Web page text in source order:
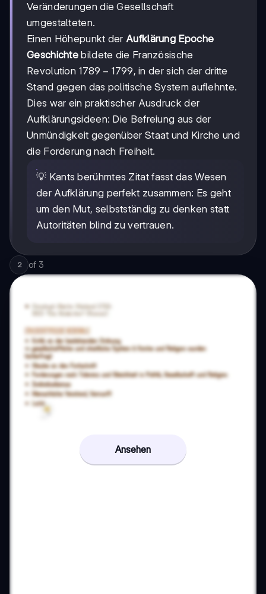
Veränderungen die Gesellschaft
umgestalteten.
Einen Höhepunkt der Aufklärung Epoche
Geschichte bildete die Französische
Revolution 1789-
1799
1789 − 1799, in der sich der dritte
Stand gegen das politische System auflehnte.
Dies war ein praktischer Ausdruck der
Aufklärungsideen: Die Befreiung aus der
Unmündigkeit gegenüber Staat und Kirche und
die Forderung nach Freiheit.
💡 Kants berühmtes Zitat fasst das Wesen
der Aufklärung perfekt zusammen: Es geht
um den Mut, selbstständig zu denken statt
Autoritäten blind zu vertrauen.
2 of 3
Ansehen